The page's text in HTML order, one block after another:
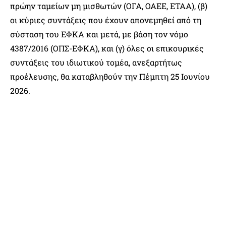
πρώην ταμείων μη μισθωτών (ΟΓΑ, ΟΑΕΕ, ΕΤΑΑ), (β)
οι κύριες συντάξεις που έχουν απονεμηθεί από τη
σύσταση του ΕΦΚΑ και μετά, με βάση τον νόμο
4387/2016 (ΟΠΣ-ΕΦΚΑ), και (γ) όλες οι επικουρικές
συντάξεις του ιδιωτικού τομέα, ανεξαρτήτως
προέλευσης, θα καταβληθούν την Πέμπτη 25 Ιουνίου
2026.